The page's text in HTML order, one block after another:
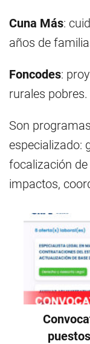
Cuna Más:
años de
Foncodes:
rurales pobres.
Son
especializado:
focalización
impactos,